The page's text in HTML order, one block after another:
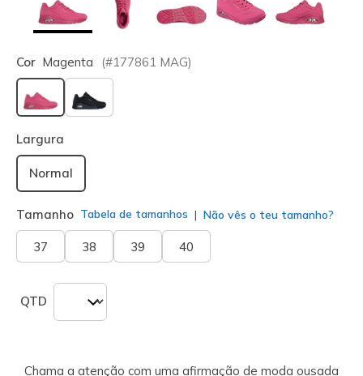
Cor Magenta (#177861 MAG)
selecionado
Largura
Normal
Tamanho Tabela de tamanhos Não vês o teu tamanho?
37 38 39 40
QTD
Chama a atenção com uma afirmação de moda ousada